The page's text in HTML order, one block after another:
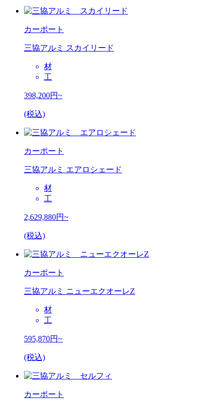
カーポート
三協アルミ スカイリード
材
工
398,200円~
(税込)
カーポート
三協アルミ エアロシェード
材
工
2,629,880円~
(税込)
カーポート
三協アルミ ニューエクオーレZ
材
工
595,870円~
(税込)
カーポート